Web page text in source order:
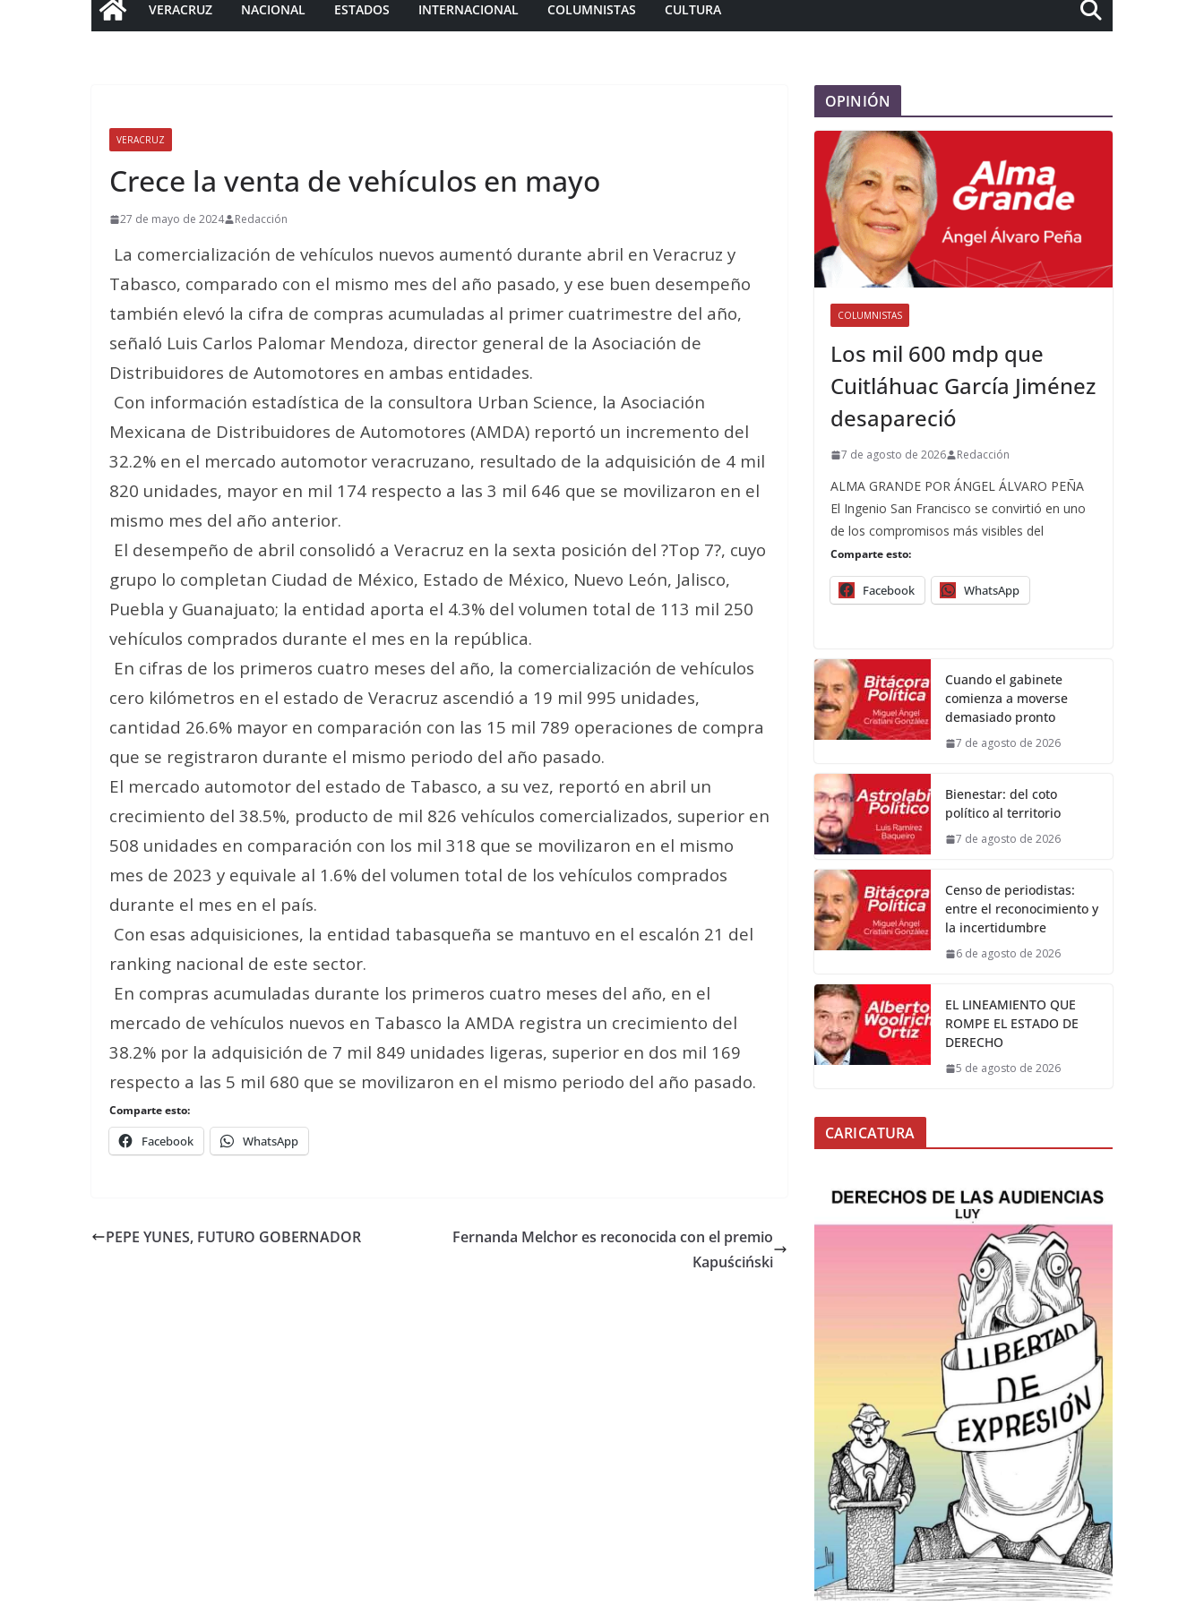
VERACRUZ NACIONAL ESTADOS INTERNACIONAL COLUMNISTAS CULTURA
VERACRUZ
Crece la venta de vehículos en mayo
27 de mayo de 2024 Redacción
La comercialización de vehículos nuevos aumentó durante abril en Veracruz y
Tabasco, comparado con el mismo mes del año pasado, y ese buen desempeño
también elevó la cifra de compras acumuladas al primer cuatrimestre del año,
señaló Luis Carlos Palomar Mendoza, director general de la Asociación de
Distribuidores de Automotores en ambas entidades.
Con información estadística de la consultora Urban Science, la Asociación
Mexicana de Distribuidores de Automotores (AMDA) reportó un incremento del
32.2% en el mercado automotor veracruzano, resultado de la adquisición de 4 mil
820 unidades, mayor en mil 174 respecto a las 3 mil 646 que se movilizaron en el
mismo mes del año anterior.
El desempeño de abril consolidó a Veracruz en la sexta posición del ?Top 7?, cuyo
grupo lo completan Ciudad de México, Estado de México, Nuevo León, Jalisco,
Puebla y Guanajuato; la entidad aporta el 4.3% del volumen total de 113 mil 250
vehículos comprados durante el mes en la república.
En cifras de los primeros cuatro meses del año, la comercialización de vehículos
cero kilómetros en el estado de Veracruz ascendió a 19 mil 995 unidades,
cantidad 26.6% mayor en comparación con las 15 mil 789 operaciones de compra
que se registraron durante el mismo periodo del año pasado.
El mercado automotor del estado de Tabasco, a su vez, reportó en abril un
crecimiento del 38.5%, producto de mil 826 vehículos comercializados, superior en
508 unidades en comparación con los mil 318 que se movilizaron en el mismo
mes de 2023 y equivale al 1.6% del volumen total de los vehículos comprados
durante el mes en el país.
Con esas adquisiciones, la entidad tabasqueña se mantuvo en el escalón 21 del
ranking nacional de este sector.
En compras acumuladas durante los primeros cuatro meses del año, en el
mercado de vehículos nuevos en Tabasco la AMDA registra un crecimiento del
38.2% por la adquisición de 7 mil 849 unidades ligeras, superior en dos mil 169
respecto a las 5 mil 680 que se movilizaron en el mismo periodo del año pasado.
Comparte esto:
Facebook WhatsApp
PEPE YUNES, FUTURO GOBERNADOR
Fernanda Melchor es reconocida con el premio
Kapuściński
OPINIÓN
COLUMNISTAS
Los mil 600 mdp que
Cuitláhuac García Jiménez
desapareció
7 de agosto de 2026 Redacción
ALMA GRANDE POR ÁNGEL ÁLVARO PEÑA
El Ingenio San Francisco se convirtió en uno
de los compromisos más visibles del
Comparte esto:
Facebook WhatsApp
Cuando el gabinete
comienza a moverse
demasiado pronto
7 de agosto de 2026
Bienestar: del coto
político al territorio
7 de agosto de 2026
Censo de periodistas:
entre el reconocimiento y
la incertidumbre
6 de agosto de 2026
EL LINEAMIENTO QUE
ROMPE EL ESTADO DE
DERECHO
5 de agosto de 2026
CARICATURA